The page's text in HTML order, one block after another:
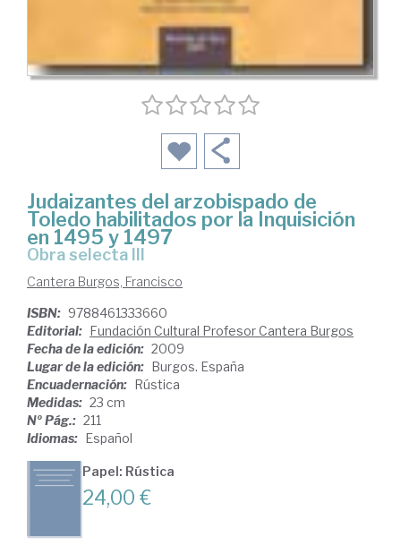
Judaizantes del arzobispado de
Toledo habilitados por la Inquisición
en 1495 y 1497
Obra selecta III
Cantera Burgos, Francisco
ISBN: 9788461333660
Editorial: Fundación Cultural Profesor Cantera Burgos
Fecha de la edición: 2009
Lugar de la edición: Burgos. España
Encuadernación: Rústica
Medidas: 23 cm
Nº Pág.: 211
Idiomas: Español
Papel: Rústica
24,00 €